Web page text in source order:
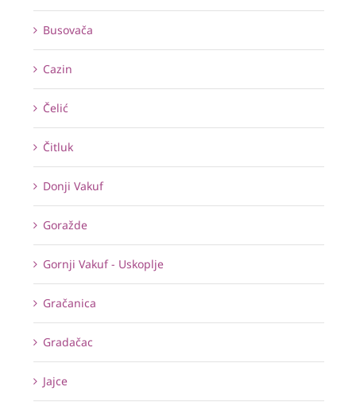
Busovača
Cazin
Čelić
Čitluk
Donji Vakuf
Goražde
Gornji Vakuf - Uskoplje
Gračanica
Gradačac
Jajce